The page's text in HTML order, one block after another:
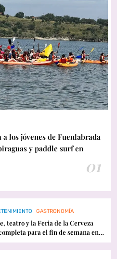
los jóvenes de Fuenlabrada
y paddle surf en
01
GASTRONOMÍA
teatro y la Feria de la Cerveza
para el fin de semana en